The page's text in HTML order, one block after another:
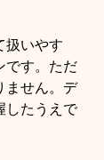
扱いやす
です。ただ
ません。デ
したうえで